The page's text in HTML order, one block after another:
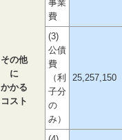
その他
に
かかる
コスト
事業
費
(3)
公債
費
（利
子分
の
み）
25,257,150